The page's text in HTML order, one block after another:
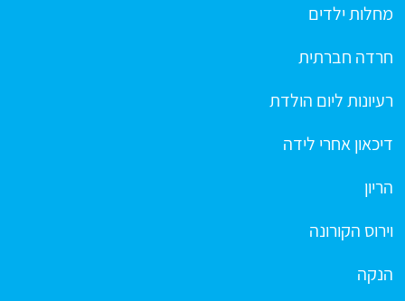
מחלות ילדים
חרדה חברתית
רעיונות ליום הולדת
דיכאון אחרי לידה
הריון
וירוס הקורונה
הנקה